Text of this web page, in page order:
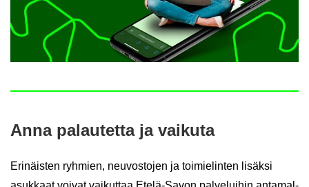
Anna pa­lau­tet­ta ja vai­ku­ta
Eri­näis­ten ryh­mien, neu­vos­to­jen ja toi­mie­lin­ten li­säk­si